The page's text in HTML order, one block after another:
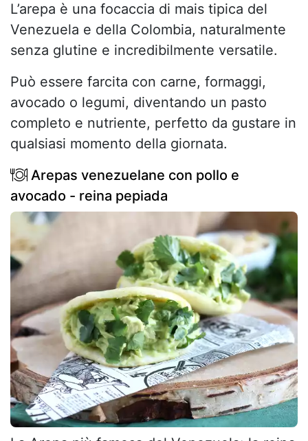
L’arepa è una focaccia di mais tipica del
Venezuela e della Colombia, naturalmente
senza glutine e incredibilmente versatile.
Può essere farcita con carne, formaggi,
avocado o legumi, diventando un pasto
completo e nutriente, perfetto da gustare in
qualsiasi momento della giornata.
Arepas venezuelane con pollo e
avocado - reina pepiada